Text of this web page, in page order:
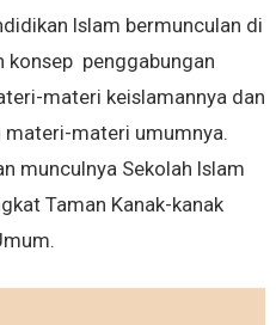
Islam bermunculan di
konsep penggabungan
materi keislamannya dan
materi-materi umumnya.
munculnya Sekolah Islam
Taman Kanak-kanak